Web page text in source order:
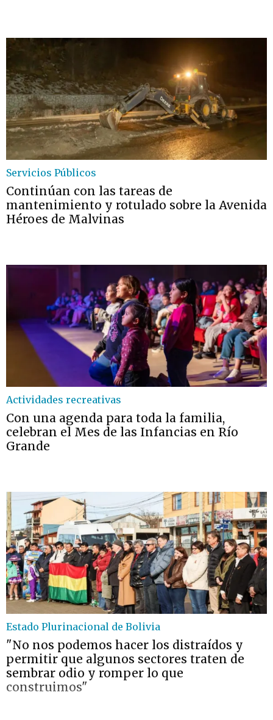
Servicios Públicos
Continúan con las tareas de
mantenimiento y rotulado sobre la Avenida
Héroes de Malvinas
Actividades recreativas
Con una agenda para toda la familia,
celebran el Mes de las Infancias en Río
Grande
Estado Plurinacional de Bolivia
"No nos podemos hacer los distraídos y
permitir que algunos sectores traten de
sembrar odio y romper lo que
construimos"